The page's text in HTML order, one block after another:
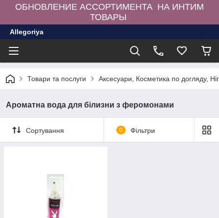
ОБНОВЛЕНИЕ АССОРТИМЕНТА НА ИНТИМ
ТОВАРЫ
Allegoriya
Товари та послуги Аксесуари, Косметика по догляду,
Ароматна вода для білизни з феромонами
Сортування 0 Фільтри